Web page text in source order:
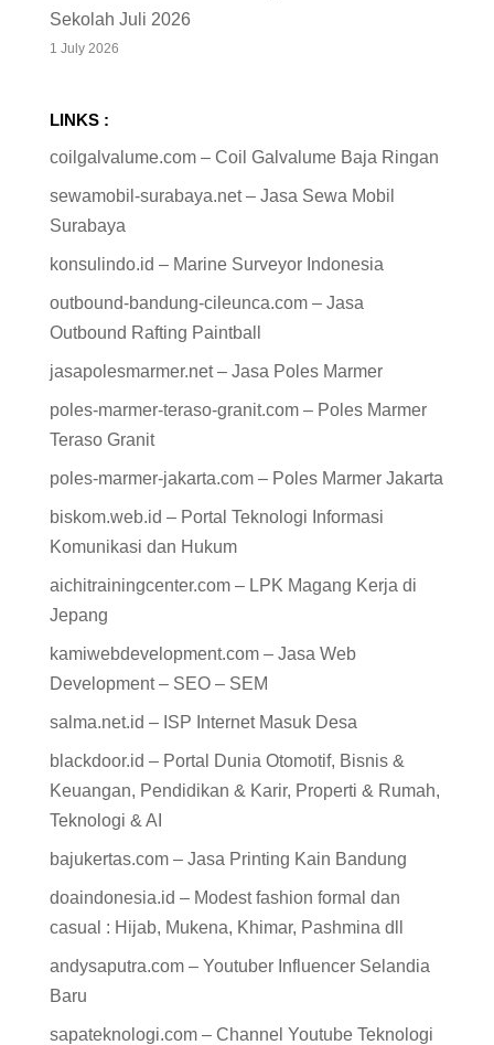
Sekolah Juli 2026
1 July 2026
LINKS :
coilgalvalume.com – Coil Galvalume Baja Ringan
sewamobil-surabaya.net – Jasa Sewa Mobil
Surabaya
konsulindo.id – Marine Surveyor Indonesia
outbound-bandung-cileunca.com – Jasa
Outbound Rafting Paintball
jasapolesmarmer.net – Jasa Poles Marmer
poles-marmer-teraso-granit.com – Poles Marmer
Teraso Granit
poles-marmer-jakarta.com – Poles Marmer Jakarta
biskom.web.id – Portal Teknologi Informasi
Komunikasi dan Hukum
aichitrainingcenter.com – LPK Magang Kerja di
Jepang
kamiwebdevelopment.com – Jasa Web
Development – SEO – SEM
salma.net.id – ISP Internet Masuk Desa
blackdoor.id – Portal Dunia Otomotif, Bisnis &
Keuangan, Pendidikan & Karir, Properti & Rumah,
Teknologi & AI
bajukertas.com – Jasa Printing Kain Bandung
doaindonesia.id – Modest fashion formal dan
casual : Hijab, Mukena, Khimar, Pashmina dll
andysaputra.com – Youtuber Influencer Selandia
Baru
sapateknologi.com – Channel Youtube Teknologi